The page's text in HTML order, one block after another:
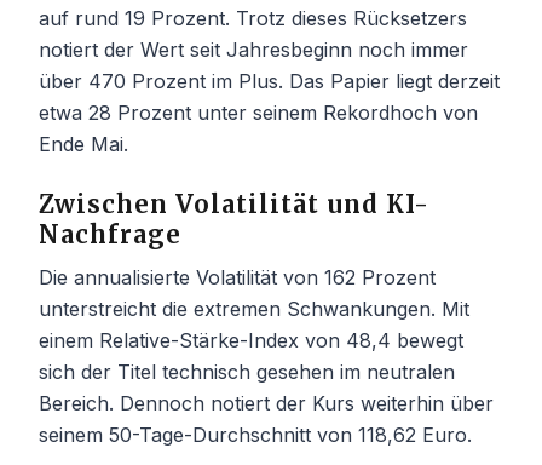
auf rund 19 Prozent. Trotz dieses Rücksetzers
notiert der Wert seit Jahresbeginn noch immer
über 470 Prozent im Plus. Das Papier liegt derzeit
etwa 28 Prozent unter seinem Rekordhoch von
Ende Mai.
Zwischen Volatilität und KI-
Nachfrage
Die annualisierte Volatilität von 162 Prozent
unterstreicht die extremen Schwankungen. Mit
einem Relative-Stärke-Index von 48,4 bewegt
sich der Titel technisch gesehen im neutralen
Bereich. Dennoch notiert der Kurs weiterhin über
seinem 50-Tage-Durchschnitt von 118,62 Euro.